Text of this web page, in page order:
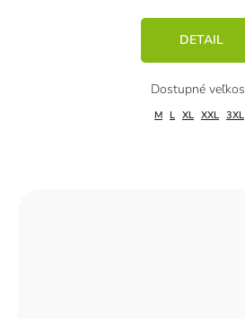
DETAIL
M L XL XXL 3XL